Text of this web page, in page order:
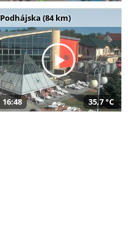
Podhájska (84 km)
16:48 35,7 °C